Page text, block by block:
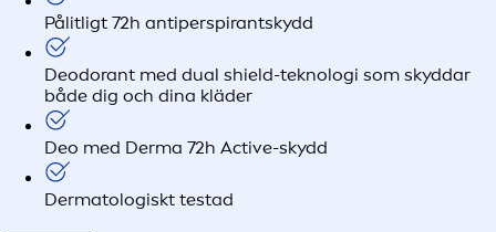
Pålitligt 72h antiperspirantskydd
Deodorant med dual shield-teknologi som skyddar
både dig och dina kläder
Deo med Derma 72h Active-skydd
Dermatologiskt testad